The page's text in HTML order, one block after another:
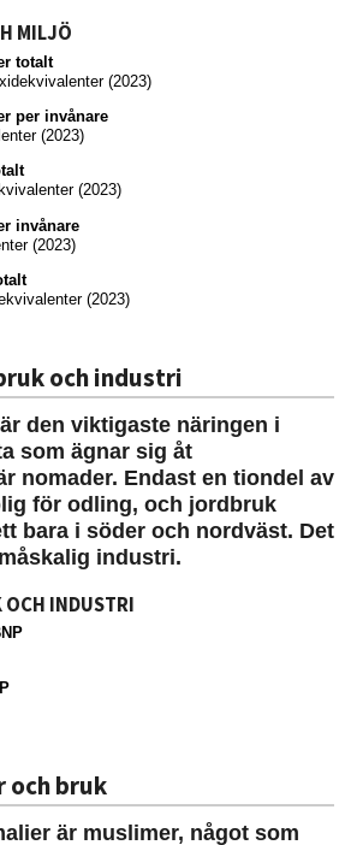
MILJÖ
totalt
(2023)
per invånare
(2023)
(2023)
invånare
(2023)
(2023)
och industri
den viktigaste näringen i
som ägnar sig åt
nomader. Endast en tiondel av
för odling, och jordbruk
bara i söder och nordväst. Det
industri.
OCH INDUSTRI
och bruk
är muslimer, något som